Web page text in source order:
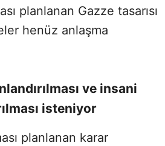
planlanan Gazze tasarısı
henüz anlaşma
ve insani
isteniyor
planlanan karar